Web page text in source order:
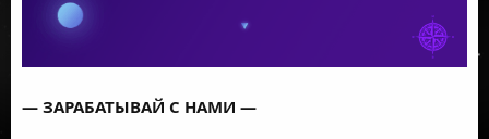
— ЗАРАБАТЫВАЙ С НАМИ —